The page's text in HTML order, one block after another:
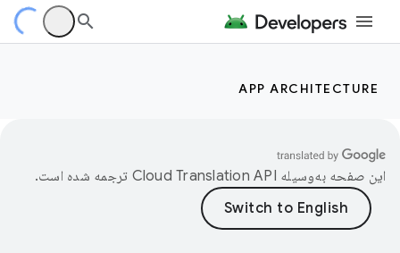
APP ARCHITECTURE
این صفحه به‌وسیله ترجمه شده است.